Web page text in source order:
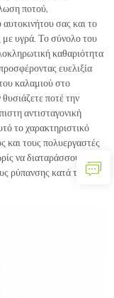
ποτού,
σας και το
με υγρά. Το σύνολο του
καθαριότητα
ευελιξία
καλαμιού στο
ποτέ την
αντισταγονική
το χαρακτηριστικό
και τους πολυεργαστές
να διαταράσσουν τις
ρύπανσης κατά τις